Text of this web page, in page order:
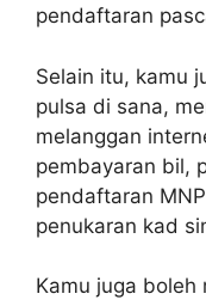
pendaftaran
Selain itu, kamu
pulsa di sana,
melanggan
pembayaran bil,
pendaftaran
penukaran kad
Kamu juga boleh